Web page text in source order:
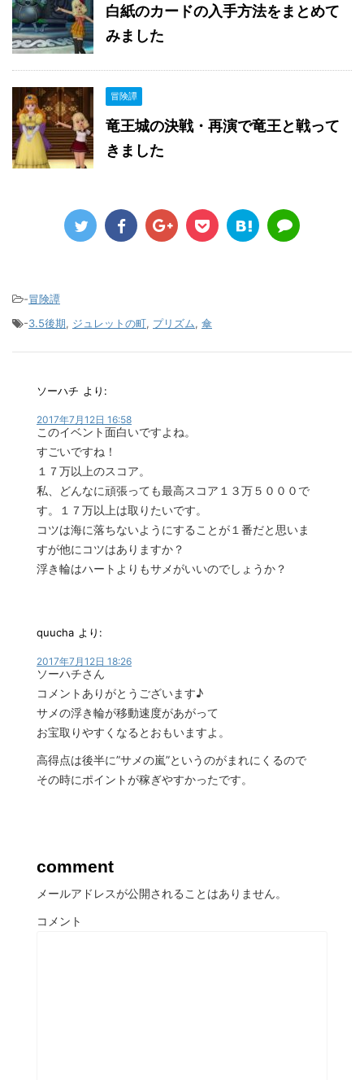
白紙のカードの入手方法をまとめて
みました
冒険譚
竜王城の決戦・再演で竜王と戦って
きました
-冒険譚
-3.5後期, ジュレットの町, プリズム, 傘
ソーハチ より:
2017年7月12日 16:58
このイベント面白いですよね。
すごいですね！
１７万以上のスコア。
私、どんなに頑張っても最高スコア１３万５０００で
す。１７万以上は取りたいです。
コツは海に落ちないようにすることが１番だと思いま
すが他にコツはありますか？
浮き輪はハートよりもサメがいいのでしょうか？
quucha より:
2017年7月12日 18:26
ソーハチさん
コメントありがとうございます♪
サメの浮き輪が移動速度があがって
お宝取りやすくなるとおもいますよ。
高得点は後半に”サメの嵐”というのがまれにくるので
その時にポイントが稼ぎやすかったです。
comment
メールアドレスが公開されることはありません。
コメント